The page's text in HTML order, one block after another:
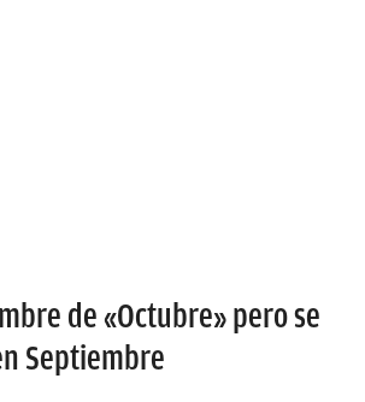
de «Octubre» pero se
Septiembre